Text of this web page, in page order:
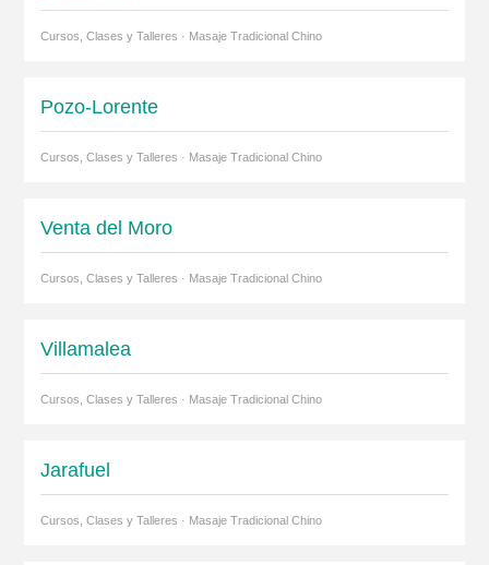
Cursos, Clases y Talleres · Masaje Tradicional Chino
Pozo-Lorente
Cursos, Clases y Talleres · Masaje Tradicional Chino
Venta del Moro
Cursos, Clases y Talleres · Masaje Tradicional Chino
Villamalea
Cursos, Clases y Talleres · Masaje Tradicional Chino
Jarafuel
Cursos, Clases y Talleres · Masaje Tradicional Chino